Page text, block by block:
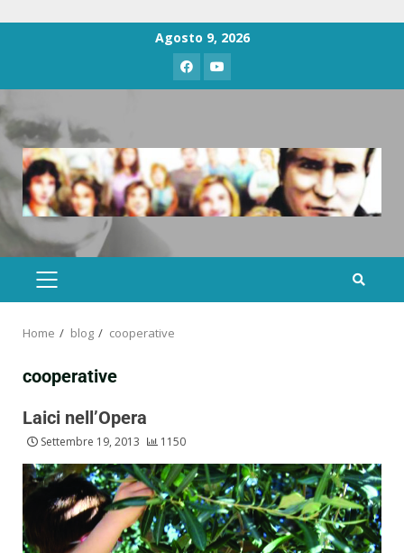
Agosto 9, 2026
Home blog cooperative
cooperative
Laici nell’Opera
Settembre 19, 2013 1150